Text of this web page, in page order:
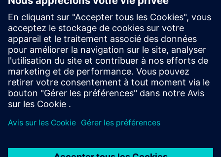
Espace médias | Entreprise | Siemens
© Siemens 1996 – 2026
Information corporate
Vie privée
Conditions d’utilisation